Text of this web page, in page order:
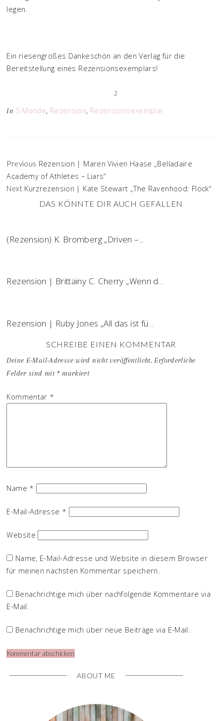
legen.
Ein riesengroßes Dankeschön an den Verlag für die
Bereitstellung eines Rezensionsexemplars!
2
In 5 Monde, Rezension, Rezensionsexemplar
Previous Rezension | Maren Vivien Haase „Belladaire
Academy of Athletes – Liars“
Next Kurzrezension | Kate Stewart „The Ravenhood: Flock“
DAS KÖNNTE DIR AUCH GEFALLEN
(Rezension) K. Bromberg „Driven –...
Rezension | Brittainy C. Cherry „Wenn d...
Rezension | Ruby Jones „All das ist fü...
SCHREIBE EINEN KOMMENTAR
Deine E-Mail-Adresse wird nicht veröffentlicht. Erforderliche
Felder sind mit *markiert
Kommentar *
Name *
E-Mail-Adresse *
Website
Name, E-Mail-Adresse und Website in diesem Browser
für meinen nächsten Kommentar speichern.
Benachrichtige mich über nachfolgende Kommentare via
E-Mail.
Benachrichtige mich über neue Beiträge via E-Mail.
ABOUT ME